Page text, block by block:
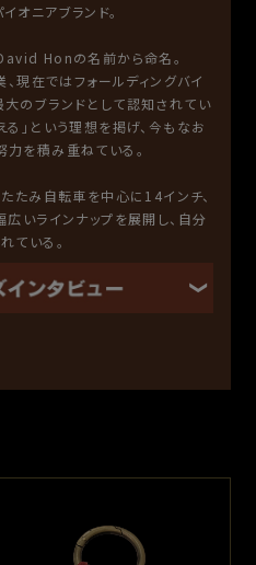
オニアブランド。
Honの名前から命名。
現在ではフォールディングバイ
のブランドとして認知されてい
」という理想を掲げ、今もなお
を積み重ねている。
たみ自転車を中心に14インチ、
いラインナップを展開し、自分
ている。
転車が欲しいけど走りにも妥協
性、拡張性を持たせた、ロードバ